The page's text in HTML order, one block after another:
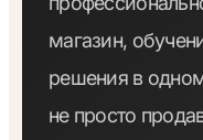
магазин,
решения в
не просто